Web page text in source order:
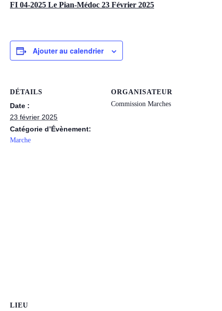
FI 04-2025 Le Pian-Médoc 23 Février 2025
Ajouter au calendrier
DÉTAILS
Date :
23 février 2025
Catégorie d’Évènement:
Marche
ORGANISATEUR
Commission Marches
LIEU